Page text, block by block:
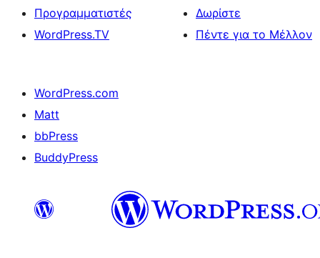
Προγραμματιστές
WordPress.TV
Δωρίστε
Πέντε για το Μέλλον
WordPress.com
Matt
bbPress
BuddyPress